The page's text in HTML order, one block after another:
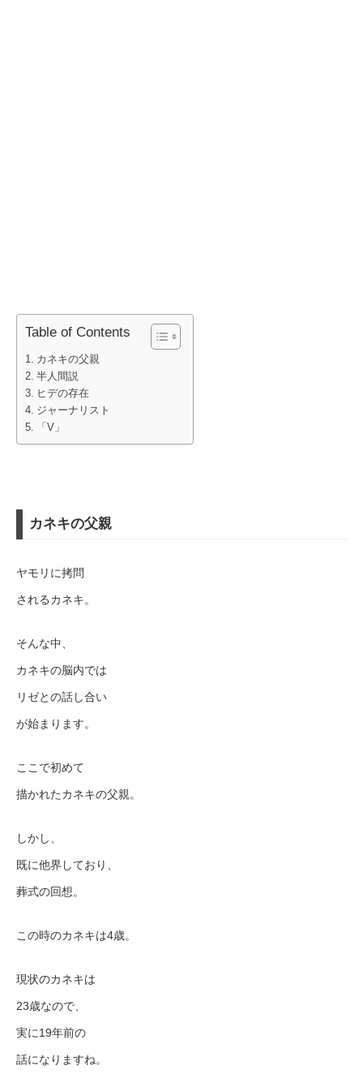
Table of Contents
カネキの父親
半人間説
ヒデの存在
ジャーナリスト
「V」
カネキの父親
ヤモリに拷問
されるカネキ。
そんな中、
カネキの脳内では
リゼとの話し合い
が始まります。
ここで初めて
描かれたカネキの父親。
しかし、
既に他界しており、
葬式の回想。
この時のカネキは4歳。
現状のカネキは
23歳なので、
実に19年前の
話になりますね。